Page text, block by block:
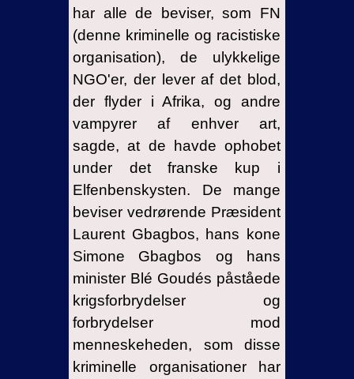
har alle de beviser, som FN
(denne kriminelle og racistiske
organisation), de ulykkelige
NGO'er, der lever af det blod,
der flyder i Afrika, og andre
vampyrer af enhver art,
sagde, at de havde ophobet
under det franske kup i
Elfenbenskysten. De mange
beviser vedrørende Præsident
Laurent Gbagbos, hans kone
Simone Gbagbos og hans
minister Blé Goudés påståede
krigsforbrydelser og
forbrydelser mod
menneskeheden, som disse
kriminelle organisationer har